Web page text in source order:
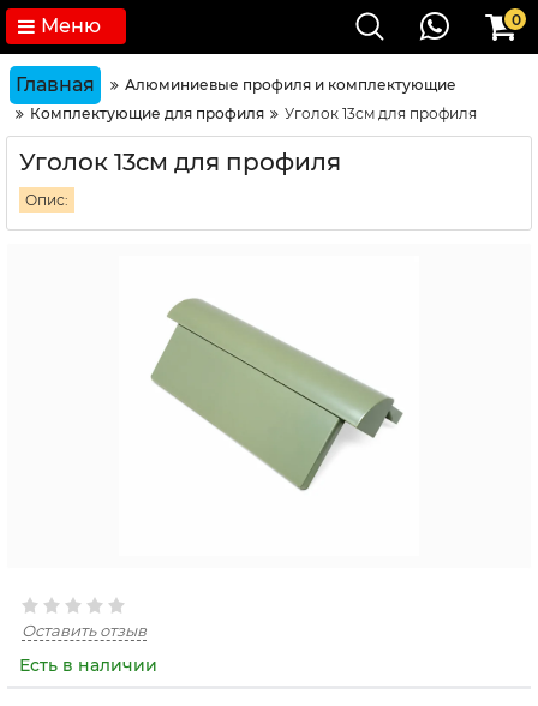
Меню 0
Главная
Алюминиевые профиля и комплектующие
Комплектующие для профиля
Уголок 13см для профиля
Уголок 13см для профиля
Опис:
Оставить отзыв
Есть в наличии